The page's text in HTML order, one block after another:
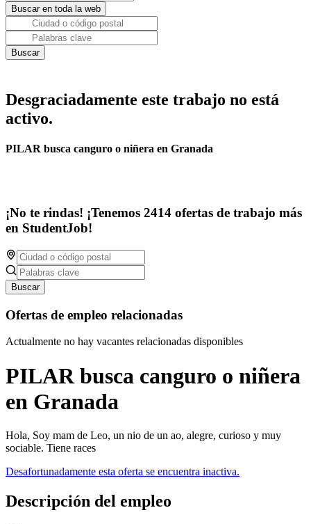
Desgraciadamente este trabajo no está
activo.
PILAR busca canguro o niñera en Granada
¡No te rindas! ¡Tenemos 2414 ofertas de trabajo más
en StudentJob!
Buscar
Ofertas de empleo relacionadas
Actualmente no hay vacantes relacionadas disponibles
PILAR busca canguro o niñera
en Granada
Hola, Soy mam de Leo, un nio de un ao, alegre, curioso y muy
sociable. Tiene races
Desafortunadamente esta oferta se encuentra inactiva.
Descripción del empleo